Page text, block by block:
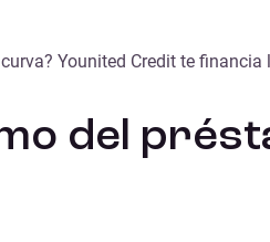
Younited Credit te
del